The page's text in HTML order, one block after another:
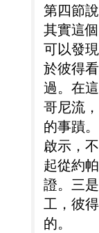
第四節
其實這
可以發
於彼得
過。在
哥尼流
的事蹟
啟示，
起從約
證。三
工，彼
的。